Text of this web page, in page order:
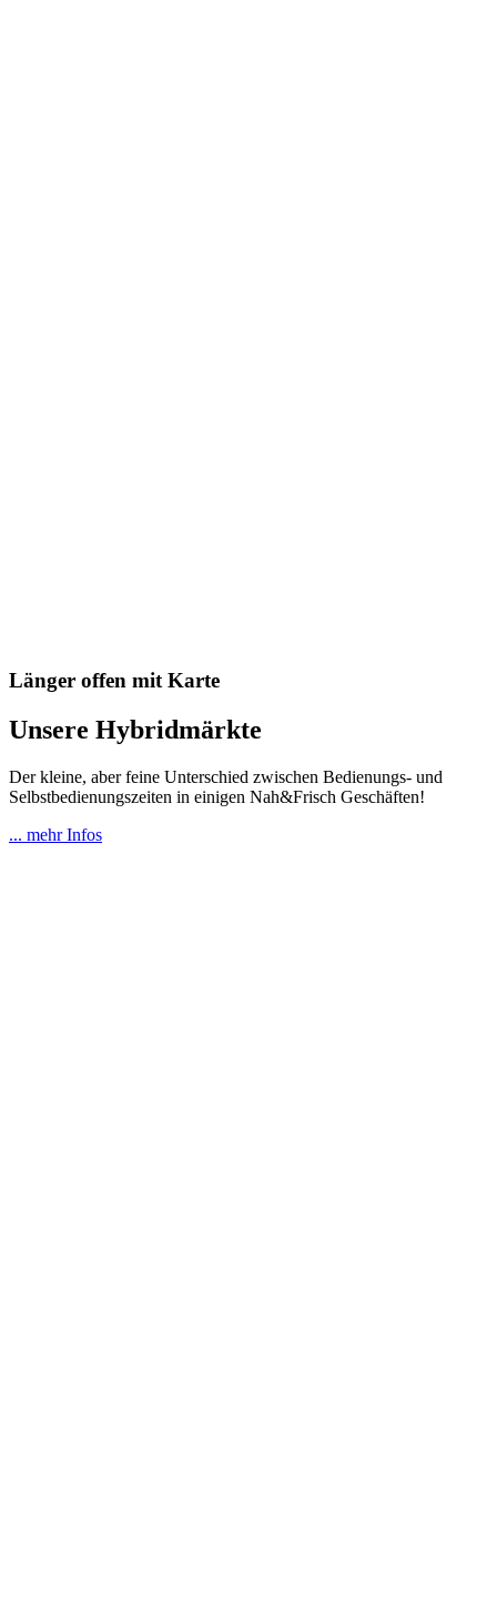
Länger offen mit Karte
Unsere Hybridmärkte
Der kleine, aber feine Unterschied zwischen Bedienungs- und
Selbstbedienungszeiten in einigen Nah&Frisch Geschäften!
... mehr Infos